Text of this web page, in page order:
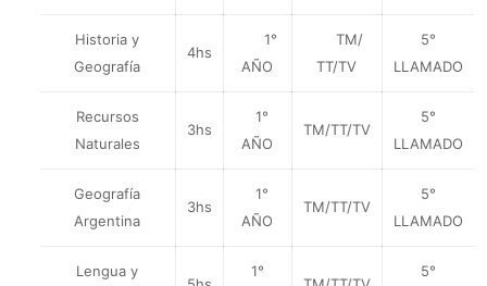
Historia y
Geografía
4hs
1°
AÑO
TM/
TT/TV
5°
LLAMADO
Recursos
Naturales
3hs
1°
AÑO
TM/TT/TV
5°
LLAMADO
Geografía
Argentina
3hs
1°
AÑO
TM/TT/TV
5°
LLAMADO
Lengua y 1° 5°